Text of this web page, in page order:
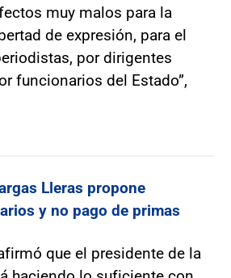
muy malos para la
de expresión, para el
por dirigentes
funcionarios del Estado”,
Lleras propone
y no pago de primas
que el presidente de la